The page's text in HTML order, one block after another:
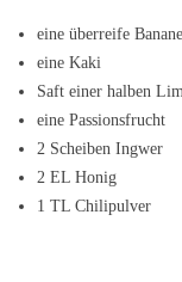
eine überreife Banane
eine Kaki
Saft einer halben
eine Passionsfrucht
2 Scheiben Ingwer
2 EL Honig
1 TL Chilipulver